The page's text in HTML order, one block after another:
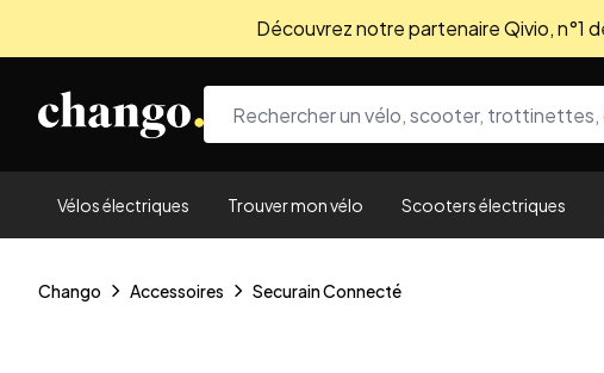
Découvrez notre partenaire Qivio, n°1
Vélos électriques Trouver mon vélo Scooters électriques
Chango Accessoires Securain Connecté